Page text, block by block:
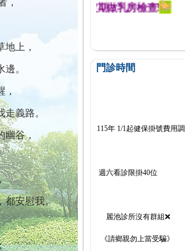
，
地上，
。
義路。
幽谷，
都安慰我。
癌患者,提醒您定期做乳房檢查!
門診時間
115年 1/1起健保掛號費用
週六看診限掛40位
麗池診所沒有群組❌
《請鄉親勿上當受騙》